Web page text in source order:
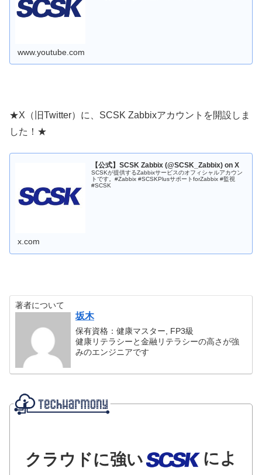
www.youtube.com
★X（旧Twitter）に、SCSK Zabbixアカウントを開設しま
した！★
【公式】SCSK Zabbix (@SCSK_Zabbix) on X
SCSKが提供するZabbixサービスのオフィシャルアカウン
トです。#Zabbix #SCSKPlusサポートforZabbix #監視
#SCSK
x.com
著者について
坂木
保有資格：健康マスター, FP3級
健康リテラシーと金融リテラシーの高さが強
みのエンジニアです
クラウドに強い
によ